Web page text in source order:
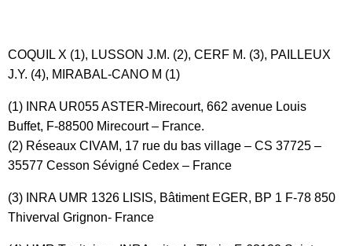
COQUIL X (1), LUSSON J.M. (2), CERF M. (3), PAILLEUX
J.Y. (4), MIRABAL-CANO M (1)
(1) INRA UR055 ASTER-Mirecourt, 662 avenue Louis
Buffet, F-88500 Mirecourt – France.
(2) Réseaux CIVAM, 17 rue du bas village – CS 37725 –
35577 Cesson Sévigné Cedex – France
(3) INRA UMR 1326 LISIS, Bâtiment EGER, BP 1 F-78 850
Thiverval Grignon- France